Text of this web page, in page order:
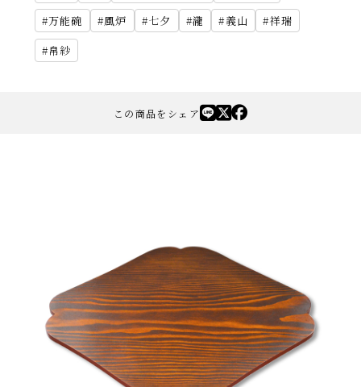
万能碗
風炉 七夕 瀧 義山
祥瑞
帛紗
この商品をシェア